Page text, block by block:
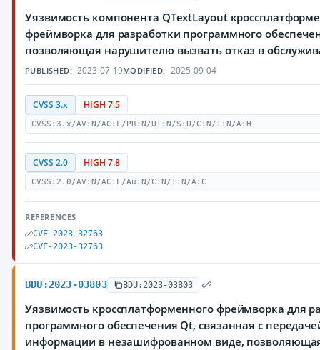
Уязвимость компонента QTextLayout
фреймворка для разработки программного
позволяющая нарушителю вызвать отказ в
PUBLISHED: 2023-07-19MODIFIED: 2025-09-04
CVSS 3.x HIGH 7.5
CVSS:3.x/AV:N/AC:L/PR:N/UI:N/S:U/C:N/I:N/A:H
CVSS 2.0 HIGH 7.8
CVSS:2.0/AV:N/AC:L/Au:N/C:N/I:N/A:C
REFERENCES
CVE-2023-32763
CVE-2023-32763
BDU:2023-03803 BDU:2023-03803
Уязвимость кроссплатформенного фреймворка для
программного обеспечения Qt, связанная с
информации в незашифрованном виде,